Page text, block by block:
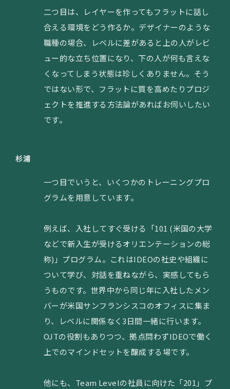
二つ目は、レイヤーを作ってもフラットに話し
合える環境をどう作るか。デザイナーのような
職種の場合、レベルに差があると上の人がレビ
ュー的な立ち位置になり、下の人が何も言えな
くなってしまう状態は珍しくありません。そう
ではない形で、フラットに質を高めたりプロジ
ェクトを推進する方法論があればお伺いしたい
です。
杉浦
一つ目でいうと、いくつかのトレーニングプロ
グラムを用意しています。
例えば、入社してすぐ受ける「101 (米国の大学
などで新入生が受けるオリエンテーションの総
称)」プログラム。これはIDEOの社史や組織に
ついて学び、対話を重ねながら、実感してもら
うものです。世界中から同じ年に入社したメン
バーが米国サンフランシスコのオフィスに集ま
り、レベルに関係なく3日間一緒に行います。
OJTの役割もありつつ、拠点問わずIDEOで働く
上でのマインドセットを醸成する場です。
他にも、Team Levelの社員に向けた「201」プ